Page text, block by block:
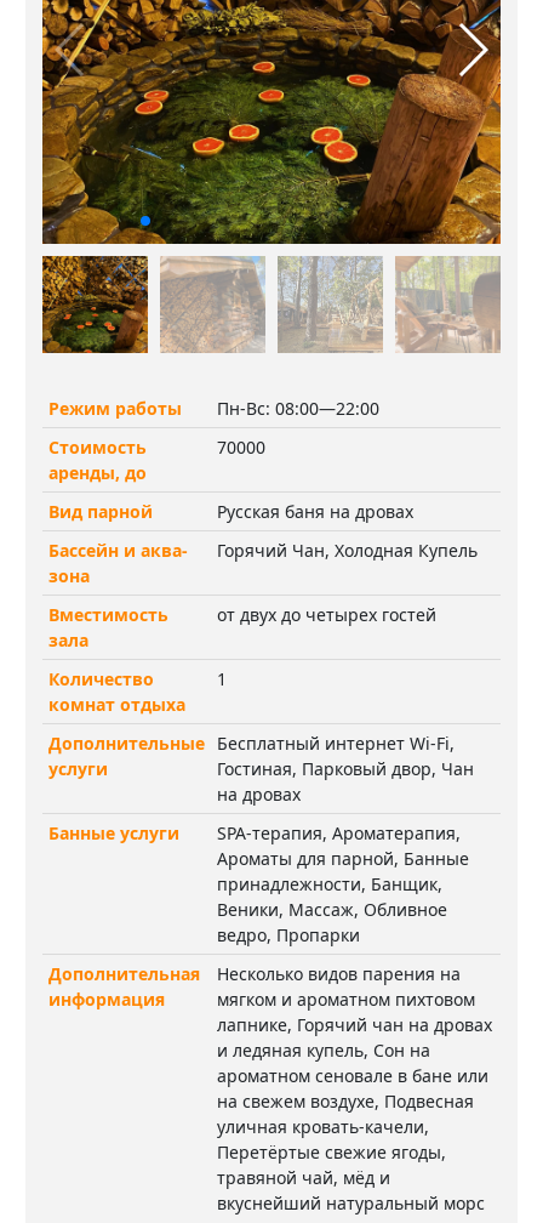
Режим работы
Пн-Вс: 08:00—22:00
Стоимость
аренды, до
70000
Вид парной
Русская баня на дровах
Бассейн и аква-
зона
Горячий Чан, Холодная Купель
Вместимость
зала
от двух до четырех гостей
Количество
комнат отдыха
1
Дополнительные
услуги
Бесплатный интернет Wi-Fi,
Гостиная, Парковый двор, Чан
на дровах
Банные услуги
SPA-терапия, Ароматерапия,
Ароматы для парной, Банные
принадлежности, Банщик,
Веники, Массаж, Обливное
ведро, Пропарки
Дополнительная
информация
Несколько видов парения на
мягком и ароматном пихтовом
лапнике, Горячий чан на дровах
и ледяная купель, Сон на
ароматном сеновале в бане или
на свежем воздухе, Подвесная
уличная кровать-качели,
Перетёртые свежие ягоды,
травяной чай, мёд и
вкуснейший натуральный морс